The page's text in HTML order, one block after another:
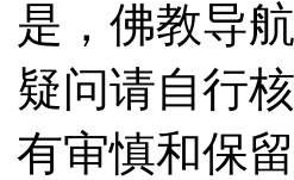
是，佛教导
疑问请自行
有审慎和保